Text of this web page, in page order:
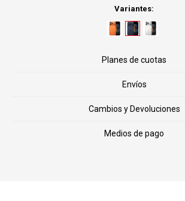
Variantes:
Planes de cuotas
Envíos
Cambios y Devoluciones
Medios de pago